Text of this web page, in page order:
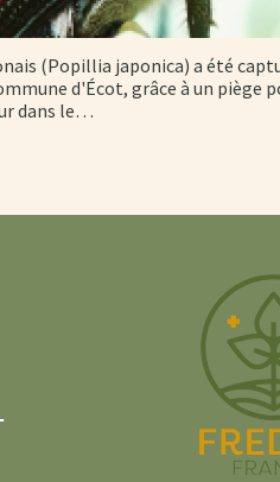
(Popillia japonica) a été
d'Écot, grâce à un piège
dans le…